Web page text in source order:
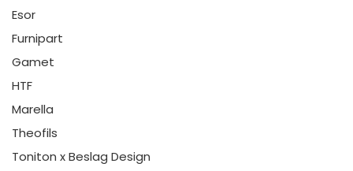
Esor
Furnipart
Gamet
HTF
Marella
Theofils
Toniton x Beslag Design